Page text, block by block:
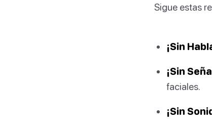
Sigue estas
¡Sin
¡Sin
faciales.
¡Sin